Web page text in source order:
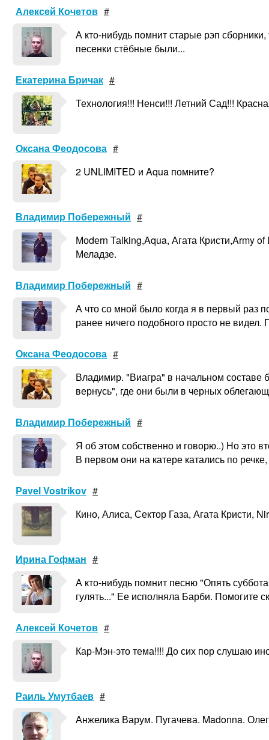
Алексей Кочетов #
А кто-нибудь помнит старые рэп
песенки стёбные были...
Екатерина Бричак #
Технология!!! Ненси!!! Летний Сад!!!
Оксана Феодосова #
2 UNLIMITED и Aqua помните?
Владимир Побережный #
Моdеrn Таlking,Aqua, Агата Кристи,Army
Меладзе.
Владимир Побережный #
А что со мной было когда я в первый раз
ранее ничего подобного просто не
Оксана Феодосова #
Владимир. "Виагра" в начальном
вернусь", где они были в черных
Владимир Побережный #
Я об этом собственно и говорю..) Но это
В первом они на катере катались по
Pavel Vostrikov #
Кино, Алиса, Сектор Газа, Агата Кристи,
Ирина Гофман #
А кто-нибудь помнит песню "Опять
гулять..." Ее исполняла Барби. Помогите
Алексей Кочетов #
Кар-Мэн-это тема!!!! До сих пор слушаю
Раиль Умутбаев #
Анжелика Варум. Пугачева. Madonna.